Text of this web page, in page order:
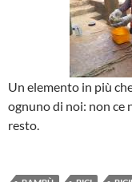
Un elemento in più
ognuno di noi: non ce
resto.